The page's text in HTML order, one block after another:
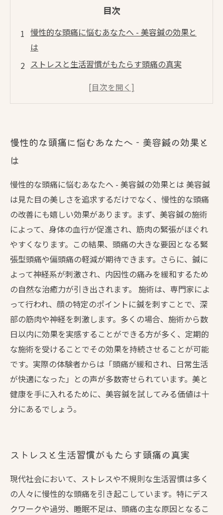
目次
慢性的な頭痛に悩むあなたへ - 美容鍼の効果と
は
ストレスと生活習慣がもたらす頭痛の真実
美容鍼のメカニズム - 頭痛を和らげる仕組みを
頭痛を軽減するために今できること - 美容鍼の
慢性的な頭痛から解放された未来 - 美容鍼で新
たな一歩を踏み出そう
慢性的な頭痛に悩むあなたへ - 美容鍼の効果と
は
慢性的な頭痛に悩むあなたへ - 美容鍼の効果とは 美容鍼
は見た目の美しさを追求するだけでなく、慢性的な頭痛
の改善にも嬉しい効果があります。まず、美容鍼の施術
によって、身体の血行が促進され、筋肉の緊張がほぐれ
やすくなります。この結果、頭痛の大きな要因となる緊
張型頭痛や偏頭痛の軽減が期待できます。さらに、鍼に
よって神経系が刺激され、内因性の痛みを緩和するため
の自然な治癒力が引き出されます。 施術は、専門家によ
って行われ、顔の特定のポイントに鍼を刺すことで、深
部の筋肉や神経を刺激します。多くの場合、施術から数
日以内に効果を実感することができる方が多く、定期的
な施術を受けることでその効果を持続させることが可能
です。実際の体験者からは「頭痛が緩和され、日常生活
が快適になった」との声が多数寄せられています。美と
健康を手に入れるために、美容鍼を試してみる価値は十
分にあるでしょう。
ストレスと生活習慣がもたらす頭痛の真実
現代社会において、ストレスや不規則な生活習慣は多く
の人々に慢性的な頭痛を引き起こしています。特にデス
クワークや過労、睡眠不足は、頭痛の主な原因となるこ